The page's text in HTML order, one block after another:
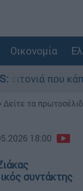
Οικονομία
κάποτε
Δείτε τα
18:00
συντάκτης